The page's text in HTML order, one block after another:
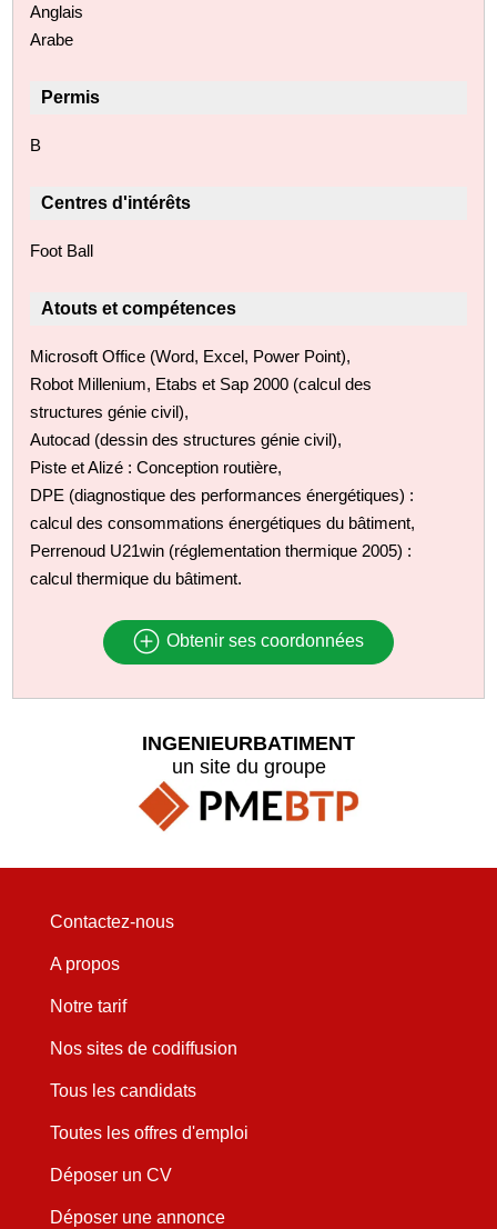
Anglais
Arabe
Permis
B
Centres d'intérêts
Foot Ball
Atouts et compétences
Microsoft Office (Word, Excel, Power Point),
Robot Millenium, Etabs et Sap 2000 (calcul des
structures génie civil),
Autocad (dessin des structures génie civil),
Piste et Alizé : Conception routière,
DPE (diagnostique des performances énergétiques) :
calcul des consommations énergétiques du bâtiment,
Perrenoud U21win (réglementation thermique 2005) :
calcul thermique du bâtiment.
Obtenir ses coordonnées
INGENIEURBATIMENT
un site du groupe
Contactez-nous
A propos
Notre tarif
Nos sites de codiffusion
Tous les candidats
Toutes les offres d'emploi
Déposer un CV
Déposer une annonce